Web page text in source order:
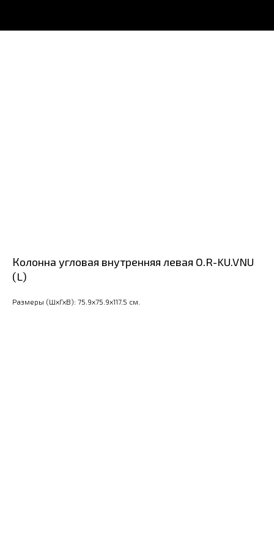
Колонна угловая внутренняя левая O.R-KU.VNU
(L)
Размеры (ШхГхВ): 75.9x75.9x117.5 см.